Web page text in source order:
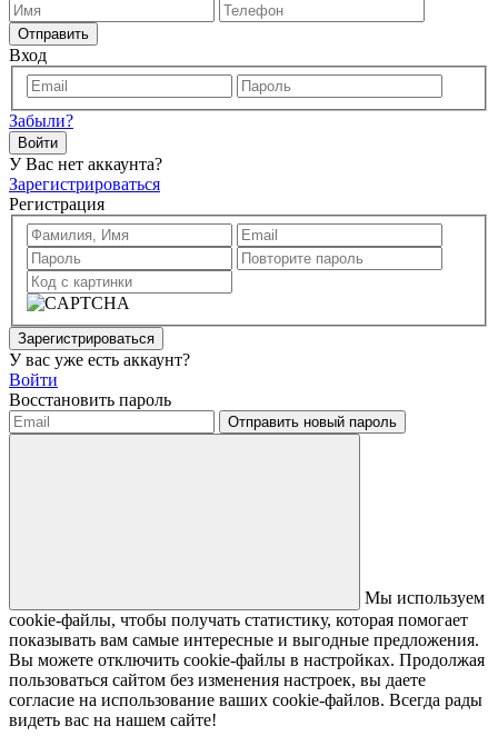
Отправить
Вход
Забыли?
Войти
У Вас нет аккаунта?
Зарегистрироваться
Регистрация
Зарегистрироваться
У вас уже есть аккаунт?
Войти
Восстановить пароль
Отправить новый пароль
Мы используем
cookie-файлы, чтобы получать статистику, которая помогает
показывать вам самые интересные и выгодные предложения.
Вы можете отключить cookie-файлы в настройках. Продолжая
пользоваться сайтом без изменения настроек, вы даете
согласие на использование ваших cookie-файлов. Всегда рады
видеть вас на нашем сайте!